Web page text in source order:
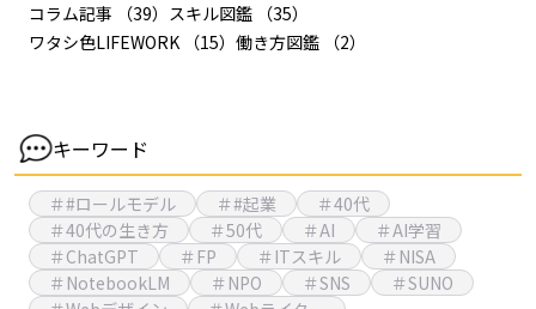
コラム記事
（39） スキル図鑑
（35）
ワタシ色LIFEWORK （15） 働き方図鑑 （2）
キーワード
＃#ロールモデル ＃#起業
＃40代
＃40代の生き方
＃50代 ＃AI
＃AI学習
＃ChatGPT
＃FP ＃ITスキル
＃NISA
＃NotebookLM
＃NPO ＃SNS
＃SUNO